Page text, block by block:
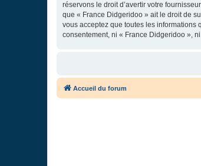
réservons le droit d’avertir votre
que « France Didgeridoo » ait le droit de
vous acceptez que toutes les informations
consentement, ni « France Didgeridoo »,
Accueil du forum